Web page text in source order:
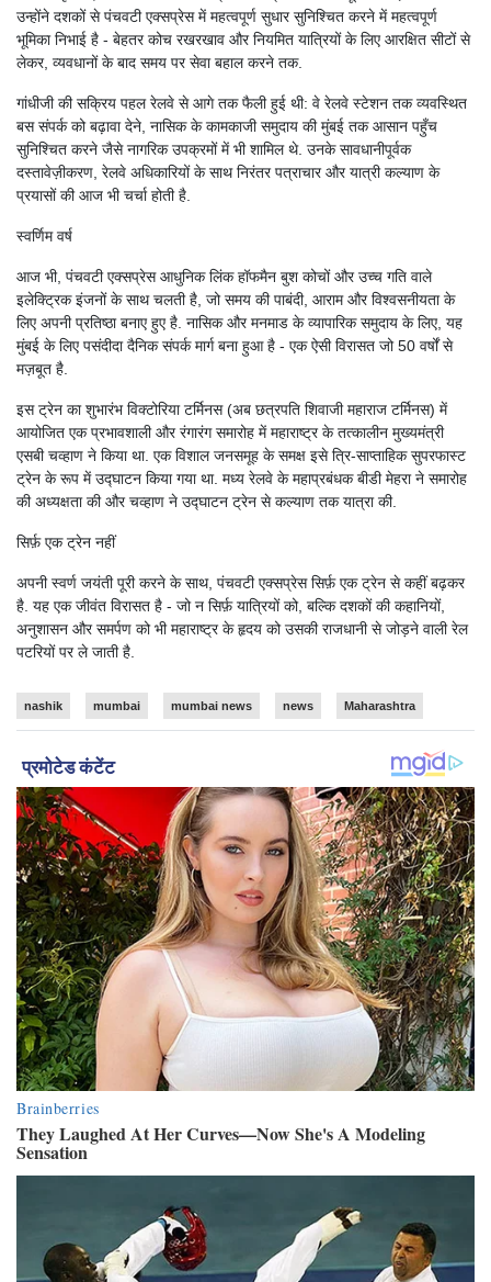
उन्होंने दशकों से पंचवटी एक्सप्रेस में महत्वपूर्ण सुधार सुनिश्चित करने में महत्वपूर्ण
भूमिका निभाई है - बेहतर कोच रखरखाव और नियमित यात्रियों के लिए आरक्षित सीटों से
लेकर, व्यवधानों के बाद समय पर सेवा बहाल करने तक.
गांधीजी की सक्रिय पहल रेलवे से आगे तक फैली हुई थी: वे रेलवे स्टेशन तक व्यवस्थित
बस संपर्क को बढ़ावा देने, नासिक के कामकाजी समुदाय की मुंबई तक आसान पहुँच
सुनिश्चित करने जैसे नागरिक उपक्रमों में भी शामिल थे. उनके सावधानीपूर्वक
दस्तावेज़ीकरण, रेलवे अधिकारियों के साथ निरंतर पत्राचार और यात्री कल्याण के
प्रयासों की आज भी चर्चा होती है.
स्वर्णिम वर्ष
आज भी, पंचवटी एक्सप्रेस आधुनिक लिंक हॉफमैन बुश कोचों और उच्च गति वाले
इलेक्ट्रिक इंजनों के साथ चलती है, जो समय की पाबंदी, आराम और विश्वसनीयता के
लिए अपनी प्रतिष्ठा बनाए हुए है. नासिक और मनमाड के व्यापारिक समुदाय के लिए, यह
मुंबई के लिए पसंदीदा दैनिक संपर्क मार्ग बना हुआ है - एक ऐसी विरासत जो 50 वर्षों से
मज़बूत है.
इस ट्रेन का शुभारंभ विक्टोरिया टर्मिनस (अब छत्रपति शिवाजी महाराज टर्मिनस) में
आयोजित एक प्रभावशाली और रंगारंग समारोह में महाराष्ट्र के तत्कालीन मुख्यमंत्री
एसबी चव्हाण ने किया था. एक विशाल जनसमूह के समक्ष इसे त्रि-साप्ताहिक सुपरफास्ट
ट्रेन के रूप में उद्घाटन किया गया था. मध्य रेलवे के महाप्रबंधक बीडी मेहरा ने समारोह
की अध्यक्षता की और चव्हाण ने उद्घाटन ट्रेन से कल्याण तक यात्रा की.
सिर्फ़ एक ट्रेन नहीं
अपनी स्वर्ण जयंती पूरी करने के साथ, पंचवटी एक्सप्रेस सिर्फ़ एक ट्रेन से कहीं बढ़कर
है. यह एक जीवंत विरासत है - जो न सिर्फ़ यात्रियों को, बल्कि दशकों की कहानियों,
अनुशासन और समर्पण को भी महाराष्ट्र के हृदय को उसकी राजधानी से जोड़ने वाली रेल
पटरियों पर ले जाती है.
nashik mumbai mumbai news news Maharashtra